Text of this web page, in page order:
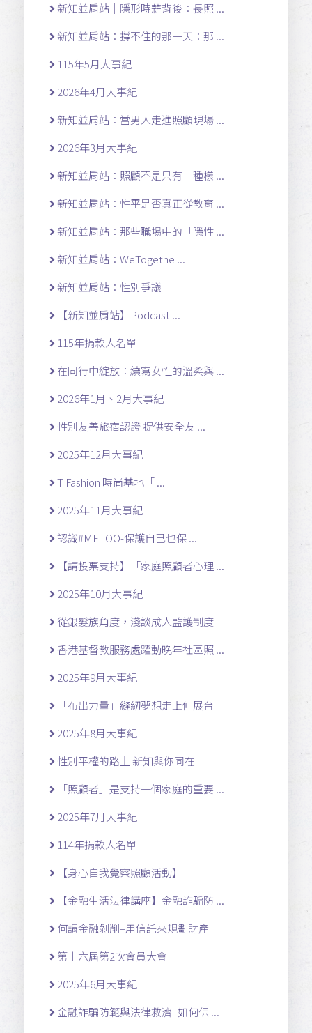
新知並肩站｜隱形時薪背後：長照 ...
新知並肩站：撐不住的那一天：那 ...
115年5月大事紀
2026年4月大事紀
新知並肩站：當男人走進照顧現場 ...
2026年3月大事紀
新知並肩站：照顧不是只有一種樣 ...
新知並肩站：性平是否真正從教育 ...
新知並肩站：那些職場中的「隱性 ...
新知並肩站：WeTogethe ...
新知並肩站：性別爭議
【新知並肩站】Podcast ...
115年捐款人名單
在同行中綻放：續寫女性的溫柔與 ...
2026年1月、2月大事紀
性別友善旅宿認證 提供安全友 ...
2025年12月大事紀
T Fashion 時尚基地「 ...
2025年11月大事紀
認識#METOO-保護自己也保 ...
【請投票支持】「家庭照顧者心理 ...
2025年10月大事紀
從銀髮族角度，淺談成人監護制度
香港基督教服務處躍動晚年社區照 ...
2025年9月大事紀
「布出力量」縫紉夢想走上伸展台
2025年8月大事紀
性別平權的路上 新知與你同在
「照顧者」是支持一個家庭的重要 ...
2025年7月大事紀
114年捐款人名單
【身心自我覺察照顧活動】
【金融生活法律講座】金融詐騙防 ...
何謂金融剝削–用信託來規劃財產
第十六屆第2次會員大會
2025年6月大事紀
金融詐騙防範與法律救濟–如何保 ...